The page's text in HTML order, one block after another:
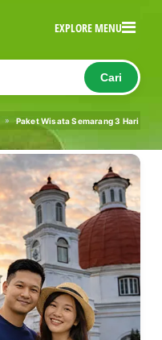
EXPLORE MENU
Cari
» Paket Wisata Semarang 3 Hari 2